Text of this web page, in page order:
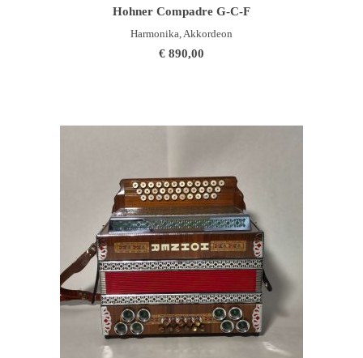
Hohner Compadre G-C-F
Harmonika, Akkordeon
€ 890,00